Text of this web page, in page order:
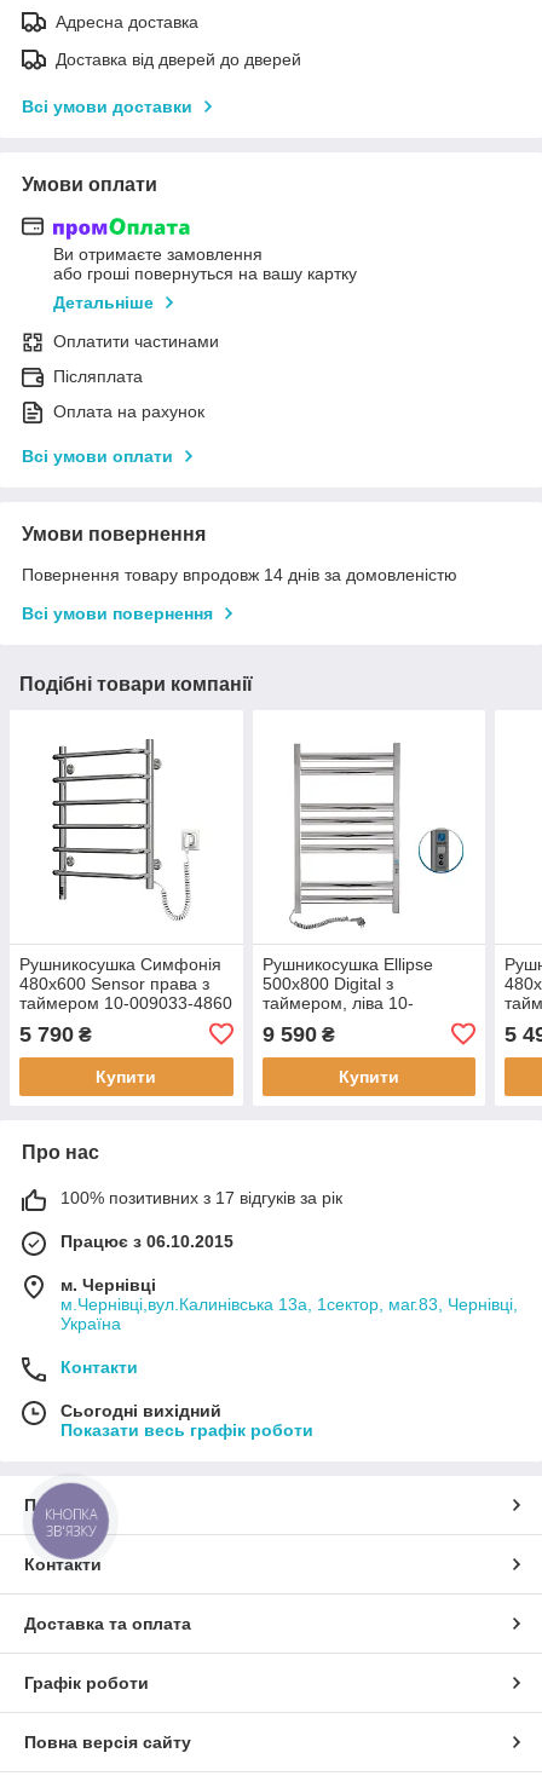
Адресна доставка
Доставка від дверей до дверей
Всі умови доставки
Умови оплати
Ви отримаєте замовлення
або гроші повернуться на вашу картку
Детальніше
Оплатити частинами
Післяплата
Оплата на рахунок
Всі умови оплати
Умови повернення
Повернення товару впродовж 14 днів за домовленістю
Всі умови повернення
Подібні товари компанії
Рушникосушка Симфонія
480х600 Sensor права з
таймером 10-009033-4860
5 790 ₴
Купити
Рушникосушка Ellipse
500х800 Digital з
таймером, ліва 10-
9 590₴
Купити
5
Про нас
100% позитивних з 17 відгуків за рік
Працює з 06.10.2015
м. Чернівці
м.Чернівці,вул.Калинівська 13а, 1сектор, маг.83, Чернівці,
Україна
Контакти
Сьогодні вихідний
Показати весь графік роботи
Про нас
Контакти
Доставка та оплата
Графік роботи
Повна версія сайту
КНОПКА
ЗВ'ЯЗКУ